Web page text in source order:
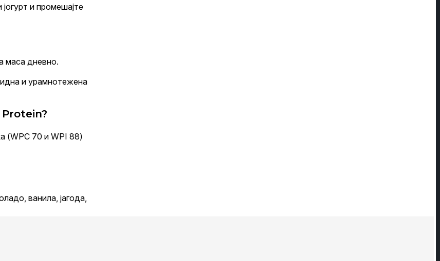
и промешајте
маса дневно.
и урамнотежена
(WPC 70 и WPI 88)
ванила, јагода,